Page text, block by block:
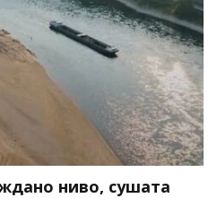
ниво, сушата